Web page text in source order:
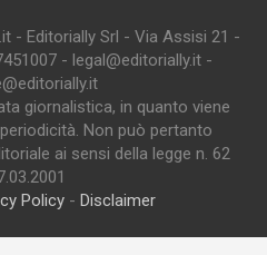
- Editorially Srl - Via Assisi 21 -
- legal@editorially.it -
giornalistica, in quanto viene
Non può pertanto
ai sensi della legge n. 62
Policy- Disclaimer